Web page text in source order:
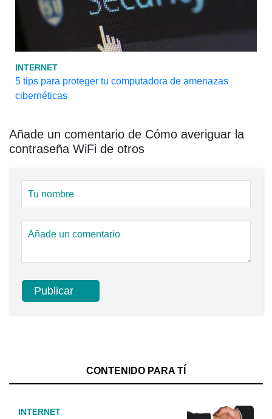
INTERNET
5 tips para proteger tu computadora de amenazas
cibernéticas
Añade un comentario de Cómo averiguar la
contraseña WiFi de otros
CONTENIDO PARA TÍ
INTERNET